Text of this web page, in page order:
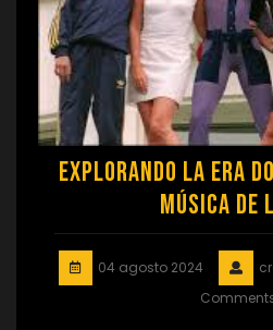
Explorando la Era
Música de
04 agosto 2024